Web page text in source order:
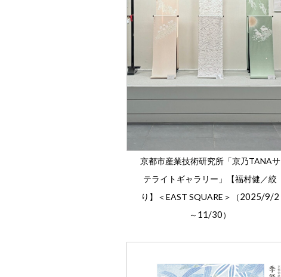
京都市産業技術研究所「京乃TANAサ
テライトギャラリー」【福村健／絞
り】＜EAST SQUARE＞（2025/9/2
～ 11/30）